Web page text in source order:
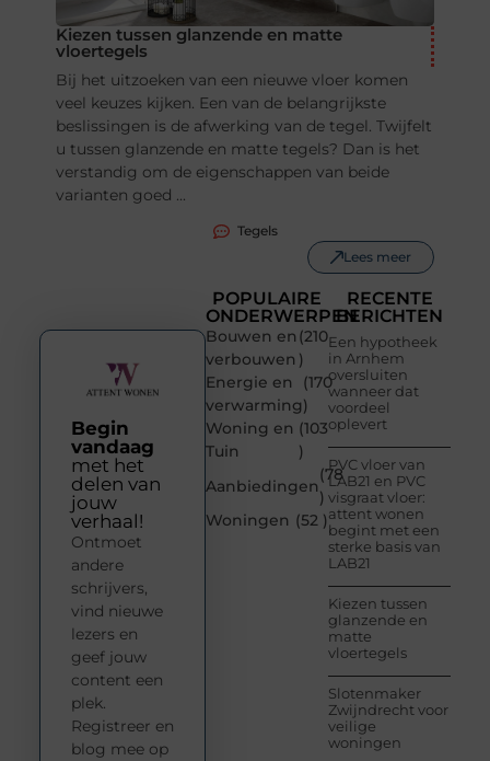
Kiezen tussen glanzende en matte
vloertegels
Bij het uitzoeken van een nieuwe vloer komen
veel keuzes kijken. Een van de belangrijkste
beslissingen is de afwerking van de tegel. Twijfelt
u tussen glanzende en matte tegels? Dan is het
verstandig om de eigenschappen van beide
varianten goed ...
Tegels
Lees meer
POPULAIRE
ONDERWERPEN
Bouwen en
verbouwen
(210
)
Energie en
verwarming
(170
)
Woning en
Tuin
(103
)
Aanbiedingen
(78
)
Woningen (52 )
RECENTE
BERICHTEN
Een hypotheek
in Arnhem
oversluiten
wanneer dat
voordeel
oplevert
PVC vloer van
LAB21 en PVC
visgraat vloer:
attent wonen
begint met een
sterke basis van
LAB21
Kiezen tussen
glanzende en
matte
vloertegels
Slotenmaker
Zwijndrecht voor
veilige
woningen
Begin
vandaag
met het
delen van
jouw
verhaal!
Ontmoet
andere
schrijvers,
vind nieuwe
lezers en
geef jouw
content een
plek.
Registreer en
blog mee op